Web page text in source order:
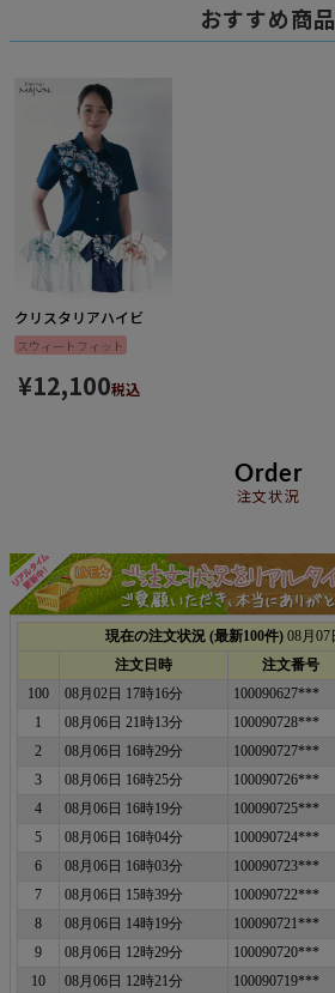
おすすめ商品
クリスタリアハイビ
スウィートフィット
¥12,100税込
Order
注文状況